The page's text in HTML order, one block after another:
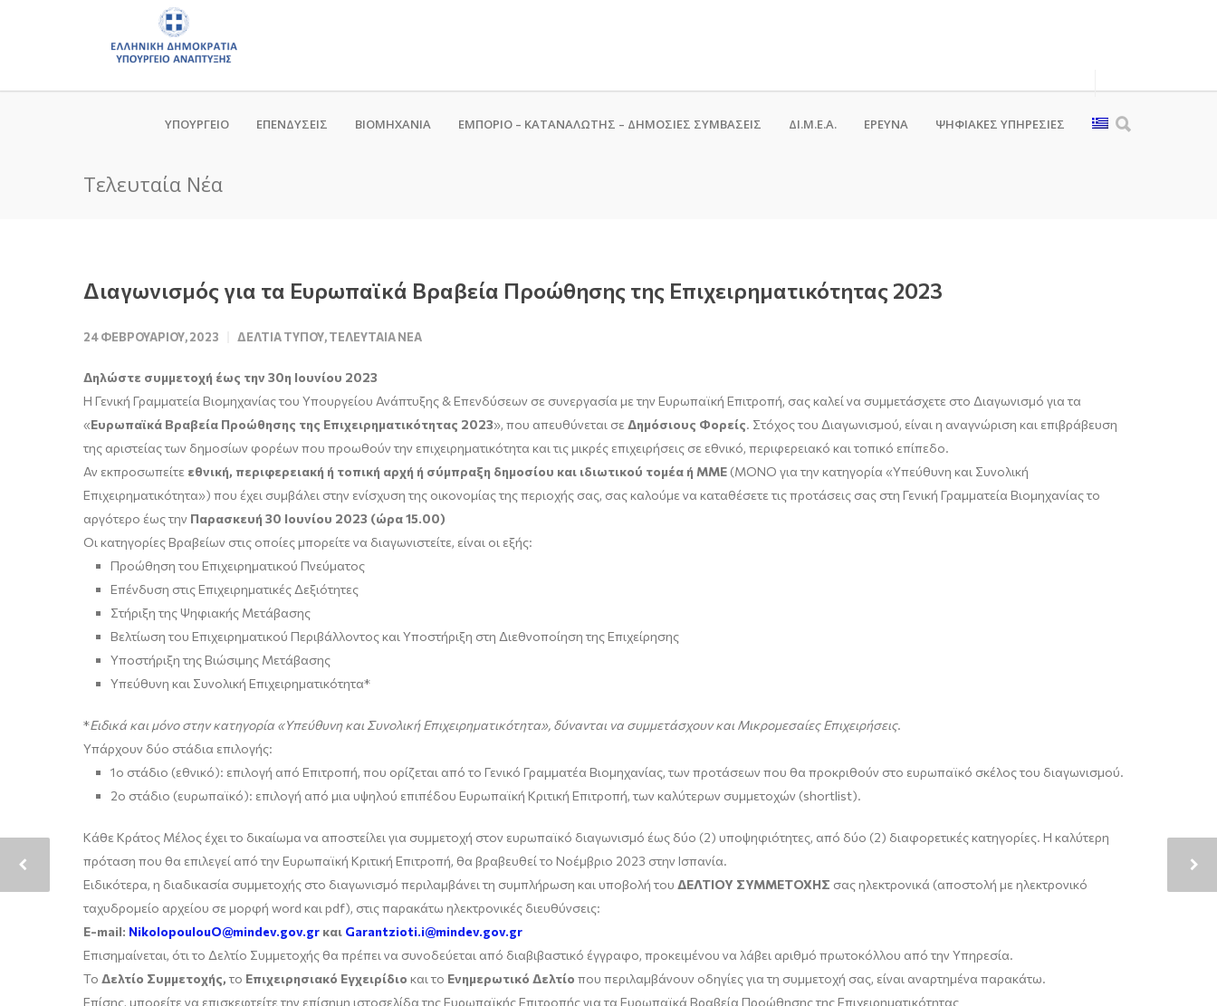
ΥΠΟΥΡΓΕΙΟ ΕΠΕΝΔΥΣΕΙΣ ΒΙΟΜΗΧΑΝΙΑ ΕΜΠΟΡΙΟ – ΚΑΤΑΝΑΛΩΤΗΣ – ΔΗΜΟΣΙΕΣ ΣΥΜΒΑΣΕΙΣ ΔΙ.Μ.Ε.Α. ΕΡΕΥΝΑ ΨΗΦΙΑΚΈΣ ΥΠΗΡΕΣΊΕΣ
Τελευταία Νέα
Διαγωνισμός για τα Ευρωπαϊκά Βραβεία Προώθησης της Επιχειρηματικότητας 2023
24 ΦΕΒΡΟΥΑΡΊΟΥ, 2023 ΔΕΛΤΊΑ ΤΎΠΟΥ,ΤΕΛΕΥΤΑΊΑ ΝΈΑ
Δηλώστε συμμετοχή έως την 30η Ιουνίου 2023
Η Γενική Γραμματεία Βιομηχανίας του Υπουργείου Ανάπτυξης & Επενδύσεων σε συνεργασία με την Ευρωπαϊκή Επιτροπή, σας καλεί να συμμετάσχετε στο Διαγωνισμό για τα
«Ευρωπαϊκά Βραβεία Προώθησης της Επιχειρηματικότητας 2023», που απευθύνεται σε Δημόσιους Φορείς. Στόχος του Διαγωνισμού, είναι η αναγνώριση και επιβράβευση
της αριστείας των δημοσίων φορέων που προωθούν την επιχειρηματικότητα και τις μικρές επιχειρήσεις σε εθνικό, περιφερειακό και τοπικό επίπεδο.
Αν εκπροσωπείτε εθνική, περιφερειακή ή τοπική αρχή ή σύμπραξη δημοσίου και ιδιωτικού τομέα ή ΜΜΕ (ΜΟΝΟ για την κατηγορία «Υπεύθυνη και Συνολική
Επιχειρηματικότητα») που έχει συμβάλει στην ενίσχυση της οικονομίας της περιοχής σας, σας καλούμε να καταθέσετε τις προτάσεις σας στη Γενική Γραμματεία Βιομηχανίας το
αργότερο έως την Παρασκευή 30 Ιουνίου 2023 (ώρα 15.00)
Οι κατηγορίες Βραβείων στις οποίες μπορείτε να διαγωνιστείτε, είναι οι εξής:
Προώθηση του Επιχειρηματικού Πνεύματος
Επένδυση στις Επιχειρηματικές Δεξιότητες
Στήριξη της Ψηφιακής Μετάβασης
Βελτίωση του Επιχειρηματικού Περιβάλλοντος και Υποστήριξη στη Διεθνοποίηση της Επιχείρησης
Υποστήριξη της Βιώσιμης Μετάβασης
Υπεύθυνη και Συνολική Επιχειρηματικότητα*
*Ειδικά και μόνο στην κατηγορία «Υπεύθυνη και Συνολική Επιχειρηματικότητα», δύνανται να συμμετάσχουν και Μικρομεσαίες Επιχειρήσεις.
Υπάρχουν δύο στάδια επιλογής:
1ο στάδιο (εθνικό): επιλογή από Επιτροπή, που ορίζεται από το Γενικό Γραμματέα Βιομηχανίας, των προτάσεων που θα προκριθούν στο ευρωπαϊκό σκέλος του διαγωνισμού.
2ο στάδιο (ευρωπαϊκό): επιλογή από μια υψηλού επιπέδου Ευρωπαϊκή Κριτική Επιτροπή, των καλύτερων συμμετοχών (shortlist).
Κάθε Κράτος Μέλος έχει το δικαίωμα να αποστείλει για συμμετοχή στον ευρωπαϊκό διαγωνισμό έως δύο (2) υποψηφιότητες, από δύο (2) διαφορετικές κατηγορίες. Η καλύτερη
πρόταση που θα επιλεγεί από την Ευρωπαϊκή Κριτική Επιτροπή, θα βραβευθεί το Νοέμβριο 2023 στην Ισπανία.
Ειδικότερα, η διαδικασία συμμετοχής στο διαγωνισμό περιλαμβάνει τη συμπλήρωση και υποβολή του ΔΕΛΤΙΟΥ ΣΥΜΜΕΤΟΧΗΣ σας ηλεκτρονικά (αποστολή με ηλεκτρονικό
ταχυδρομείο αρχείου σε μορφή word και pdf), στις παρακάτω ηλεκτρονικές διευθύνσεις:
E-mail: NikolopoulouO@mindev.gov.gr και Garantzioti.i@mindev.gov.gr
Επισημαίνεται, ότι το Δελτίο Συμμετοχής θα πρέπει να συνοδεύεται από διαβιβαστικό έγγραφο, προκειμένου να λάβει αριθμό πρωτοκόλλου από την Υπηρεσία.
Το Δελτίο Συμμετοχής, το Επιχειρησιακό Εγχειρίδιο και το Ενημερωτικό Δελτίο που περιλαμβάνουν οδηγίες για τη συμμετοχή σας, είναι αναρτημένα παρακάτω.
Επίσης, μπορείτε να επισκεφτείτε την επίσημη ιστοσελίδα της Ευρωπαϊκής Επιτροπής για τα Ευρωπαϊκά Βραβεία Προώθησης της Επιχειρηματικότητας